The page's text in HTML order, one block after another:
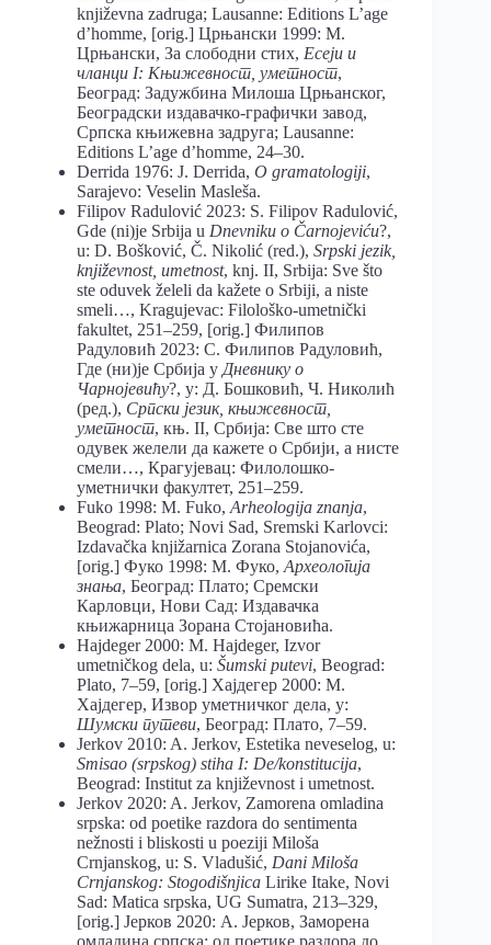
književna zadruga; Lausanne: Editions L’age
d’homme, [orig.] Црњански 1999: М.
Црњански, За слободни стих, Есеји и
чланци I: Књижевност, уметност,
Београд: Задужбина Милоша Црњанског,
Београдски издавачко-графички завод,
Српска књижевна задруга; Lausanne:
Editions L’age d’homme, 24–30.
Derrida 1976: J. Derrida, O gramatologiji,
Sarajevo: Veselin Masleša.
Filipov Radulović 2023: S. Filipov Radulović,
Gde (ni)je Srbija u Dnevniku o Čarnojeviću?,
u: D. Bošković, Č. Nikolić (red.), Srpski јеzik,
knjižеvnоst, umеtnоst, knj. II, Srbija: Sve što
ste oduvek želeli da kažete o Srbiji, a niste
smeli…, Kragujevac: Filološko-umetnički
fakultet, 251–259, [orig.] Филипов
Радуловић 2023: С. Филипов Радуловић,
Где (ни)је Србија у Дневнику о
Чарнојевићу?, у: Д. Бошковић, Ч. Николић
(ред.), Српски језик, књижевност,
уметност, књ. II, Србија: Све што сте
одувек желели да кажете о Србији, а нисте
смели…, Крагујевац: Филолошко-
уметнички факултет, 251–259.
Fuko 1998: M. Fuko, Arheologija znanja,
Beograd: Plato; Novi Sad, Sremski Karlovci:
Izdavačka knjižarnica Zorana Stojanovića,
[orig.] Фуко 1998: М. Фуко, Археологија
знања, Београд: Плато; Сремски
Карловци, Нови Сад: Издавачка
књижарница Зорана Стојановића.
Hajdeger 2000: M. Hajdeger, Izvor
umetničkog dela, u: Šumski putevi, Beograd:
Plato, 7–59, [orig.] Хајдегер 2000: М.
Хајдегер, Извор уметничког дела, у:
Шумски путеви, Београд: Плато, 7–59.
Jerkov 2010: A. Jerkov, Estetika neveselog, u:
Smisao (srpskog) stiha I: De/konstitucija,
Beograd: Institut za književnost i umetnost.
Jerkov 2020: A. Jerkov, Zamorena omladina
srpska: od poetike razdora do sentimenta
nežnosti i bliskosti u poeziji Miloša
Crnjanskog, u: S. Vladušić, Dani Miloša
Crnjanskog: Stogodišnjica Lirike Itake, Novi
Sad: Matica srpska, UG Sumatra, 213–329,
[orig.] Јерков 2020: А. Јерков, Заморена
омладина српска: од поетике раздора до